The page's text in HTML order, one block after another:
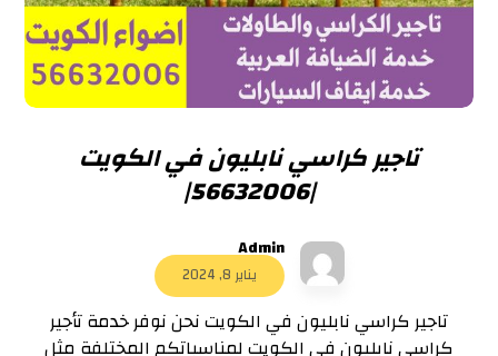
تاجير كراسي نابليون في الكويت
|56632006|
Admin
يناير 8, 2024
تاجير كراسي نابليون في الكويت نحن نوفر خدمة تأجير
كراسي نابليون في الكويت لمناسباتكم المختلفة مثل